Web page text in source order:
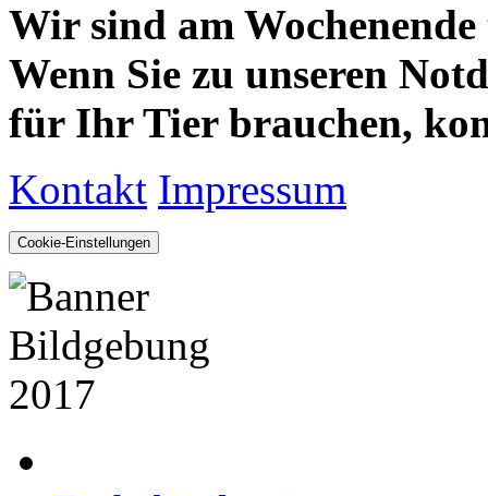
Wir sind am
Wenn Sie zu unseren
für Ihr Tier brauchen,
Kontakt Impressum
Cookie-Einstellungen